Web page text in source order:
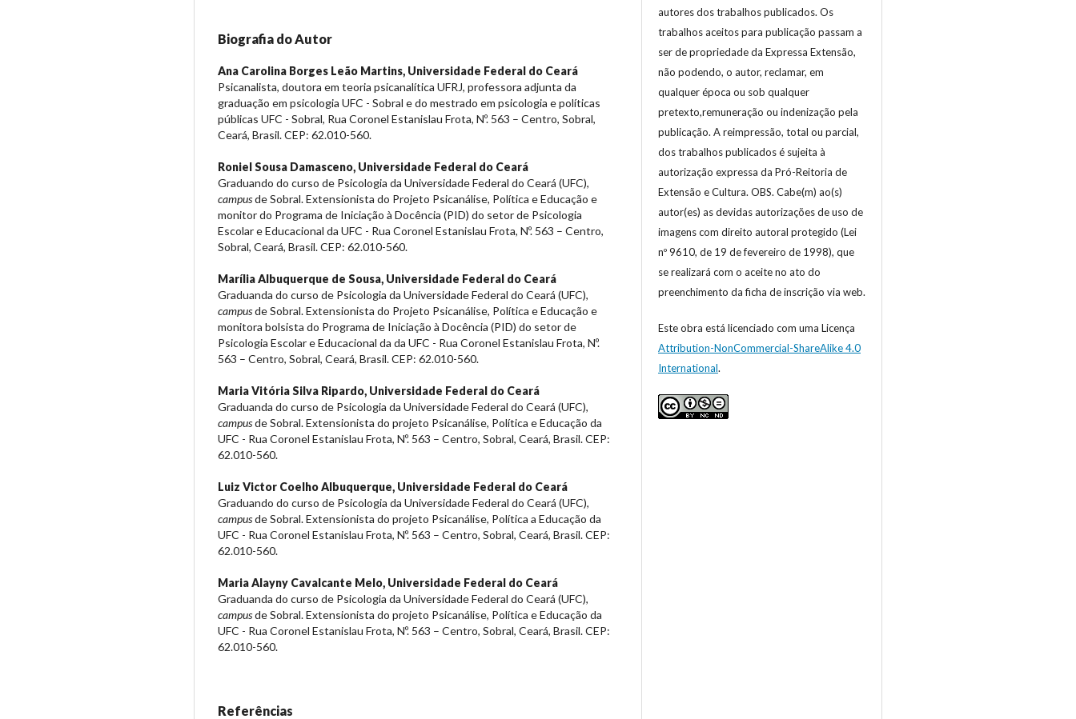
Biografia do Autor
Ana Carolina Borges Leão Martins, Universidade Federal do Ceará
Psicanalista, doutora em teoria psicanalítica UFRJ, professora adjunta da
graduação em psicologia UFC - Sobral e do mestrado em psicologia e políticas
públicas UFC - Sobral, Rua Coronel Estanislau Frota, Nº. 563 – Centro, Sobral,
Ceará, Brasil. CEP: 62.010-560.
Roniel Sousa Damasceno, Universidade Federal do Ceará
Graduando do curso de Psicologia da Universidade Federal do Ceará (UFC),
campusde Sobral. Extensionista do Projeto Psicanálise, Política e Educação e
monitor do Programa de Iniciação à Docência (PID) do setor de Psicologia
Escolar e Educacional da UFC - Rua Coronel Estanislau Frota, Nº. 563 – Centro,
Sobral, Ceará, Brasil. CEP: 62.010-560.
Marília Albuquerque de Sousa, Universidade Federal do Ceará
Graduanda do curso de Psicologia da Universidade Federal do Ceará (UFC),
campusde Sobral. Extensionista do Projeto Psicanálise, Política e Educação e
monitora bolsista do Programa de Iniciação à Docência (PID) do setor de
Psicologia Escolar e Educacional da da UFC - Rua Coronel Estanislau Frota, Nº.
563 – Centro, Sobral, Ceará, Brasil. CEP: 62.010-560.
Maria Vitória Silva Ripardo, Universidade Federal do Ceará
Graduanda do curso de Psicologia da Universidade Federal do Ceará (UFC),
campusde Sobral. Extensionista do projeto Psicanálise, Política e Educação da
UFC - Rua Coronel Estanislau Frota, Nº. 563 – Centro, Sobral, Ceará, Brasil. CEP:
62.010-560.
Luiz Victor Coelho Albuquerque, Universidade Federal do Ceará
Graduando do curso de Psicologia da Universidade Federal do Ceará (UFC),
campusde Sobral. Extensionista do projeto Psicanálise, Política a Educação da
UFC - Rua Coronel Estanislau Frota, Nº. 563 – Centro, Sobral, Ceará, Brasil. CEP:
62.010-560.
Maria Alayny Cavalcante Melo, Universidade Federal do Ceará
Graduanda do curso de Psicologia da Universidade Federal do Ceará (UFC),
campusde Sobral. Extensionista do projeto Psicanálise, Política e Educação da
UFC - Rua Coronel Estanislau Frota, Nº. 563 – Centro, Sobral, Ceará, Brasil. CEP:
62.010-560.
Referências
autores dos trabalhos publicados. Os
trabalhos aceitos para publicação passam a
ser de propriedade da Expressa Extensão,
não podendo, o autor, reclamar, em
qualquer época ou sob qualquer
pretexto,remuneração ou indenização pela
publicação. A reimpressão, total ou parcial,
dos trabalhos publicados é sujeita à
autorização expressa da Pró-Reitoria de
Extensão e Cultura. OBS. Cabe(m) ao(s)
autor(es) as devidas autorizações de uso de
imagens com direito autoral protegido (Lei
nº 9610, de 19 de fevereiro de 1998), que
se realizará com o aceite no ato do
preenchimento da ficha de inscrição via web.
Este obra está licenciado com uma Licença
Attribution-NonCommercial-ShareAlike 4.0
International.